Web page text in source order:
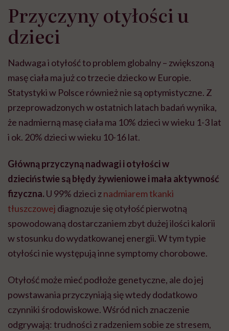
Przyczyny otyłości u
dzieci
Nadwaga i otyłość to problem globalny – zwiększoną
masę ciała ma już co trzecie dziecko w Europie.
Statystyki w Polsce również nie są optymistyczne. Z
przeprowadzonych w ostatnich latach badań wynika,
że nadmierną masę ciała ma 10% dzieci w wieku 1-3 lat
i ok. 20% dzieci w wieku 10-16 lat.
Główną przyczyną nadwagi i otyłości w
dzieciństwie są błędy żywieniowe i mała aktywność
fizyczna. U 99% dzieci znadmiarem tkanki
tłuszczowej diagnozuje się otyłość pierwotną
spowodowaną dostarczaniem zbyt dużej ilości kalorii
w stosunku do wydatkowanej energii. W tym typie
otyłości nie występują inne symptomy chorobowe.
Otyłość może mieć podłoże genetyczne, ale do jej
powstawania przyczyniają się wtedy dodatkowo
czynniki środowiskowe. Wśród nich znaczenie
odgrywają: trudności z radzeniem sobie ze stresem,